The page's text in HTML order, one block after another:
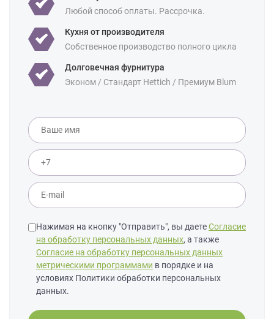
Площадь: 8 кв м 9 кв м 10 кв м
Любой способ оплаты. Рассрочка.
Кухня от производителя
Собственное производство полного цикла
Долговечная фурнитура
Эконом / Стандарт Hettich / Премиум Blum
Нажимая на кнопку "Отправить", вы даетеСогласие
на обработку персональных данных, а также
Согласие на обработку персональных данных
метрическими программами в порядке и на
условиях Политики обработки персональных
данных.